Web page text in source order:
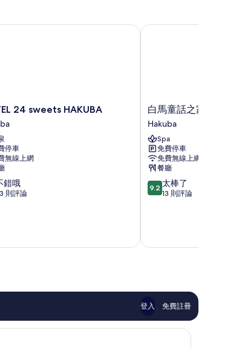
24 sweets HAKUBA
停車
無線上網
錯哦
則評論
24 sweets HAKUBA
白
馬
童
話
之
家
飯
店
Hakuba
白馬童話之家飯店
Hakuba
Spa
免費停車
免費無線上網
餐廳
9.2
分，
太
則
評
論
9.2 太棒了
13 則評論
白馬童話之家飯店
登入 免費註冊